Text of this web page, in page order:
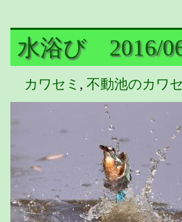
水浴び 2016/
カワセミ , 不動池のカワ